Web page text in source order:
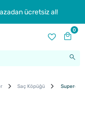
ücretsiz al!
0
Saç Köpüğü